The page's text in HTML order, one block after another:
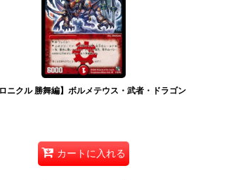
ニクル 勝舞編】ボルメテウス・武者・ドラゴン
カートに入れる